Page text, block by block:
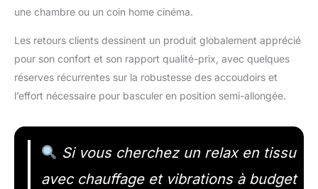
une chambre ou un coin home cinéma.
Les retours clients dessinent un produit globalement apprécié
pour son confort et son rapport qualité-prix, avec quelques
réserves récurrentes sur la robustesse des accoudoirs et
l’effort nécessaire pour basculer en position semi-allongée.
Si vous cherchez un relax en tissu
avec chauffage et vibrations à budget